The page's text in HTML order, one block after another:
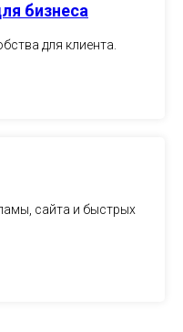
бизнеса
для клиента.
сайта и быстрых